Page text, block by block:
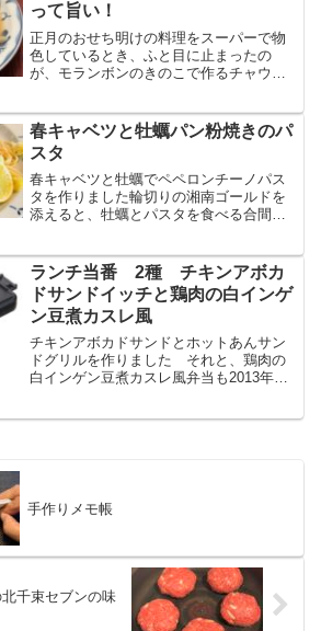
って旨い！
正月のおせち明けの料理をスーパーで物
色しているとき、ふと目に止まったの
が、モランボンのきのこで作るチャウダ
りしてたので試してみることにしました
春キャベツと牡蠣パン粉焼きのパ
スタ
春キャベツと牡蠣でペペロンチーノパス
タを作りました輪切りの湘南ゴールドを
添えると、牡蠣とパスタを食べる合間の
ランチ当番 2種 チキンアボカ
ドサンドイッチと鶏肉の白インゲ
ン豆煮カスレ風
チキンアボカドサンドとホットあんサン
ドグリルを作りました それと、鶏肉の
白インゲン豆煮カスレ風弁当も2013年か
手作りメモ帳
千束セブンの味